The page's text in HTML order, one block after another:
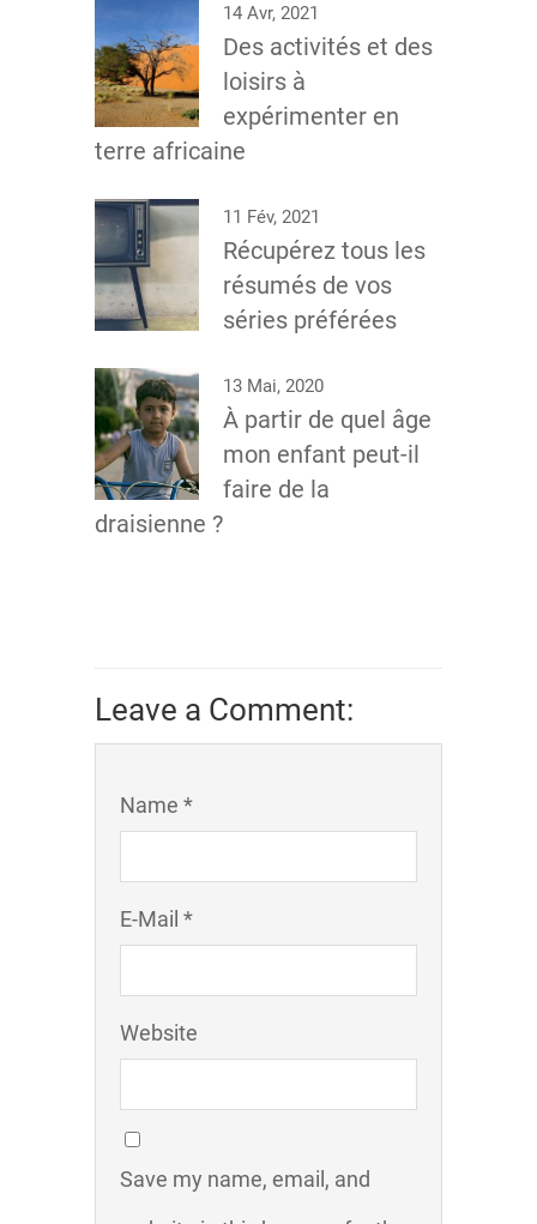
14 Avr, 2021
Des activités et des
loisirs à
expérimenter en
terre africaine
11 Fév, 2021
Récupérez tous les
résumés de vos
séries préférées
13 Mai, 2020
À partir de quel âge
mon enfant peut-il
faire de la
draisienne ?
Leave a Comment:
Name *
E-Mail *
Website
Save my name, email, and